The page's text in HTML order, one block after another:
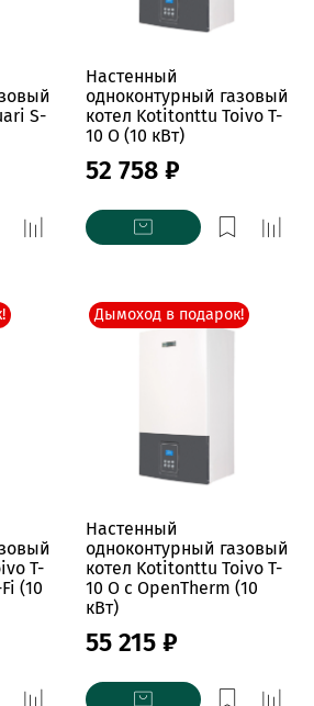
S-
Настенный
одноконтурный газовый
котел Kotitonttu Toivo T-
10 O (10 кВт)
52 758 ₽
T-
(10
Дымоход в подарок!
Настенный
одноконтурный газовый
котел Kotitonttu Toivo T-
10 O c OpenTherm (10
кВт)
55 215 ₽